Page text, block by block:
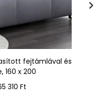
fejtámlával és
160 x 200
310 Ft